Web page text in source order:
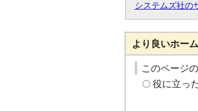
システムズ社の
より良いホー
このページ
役に立っ